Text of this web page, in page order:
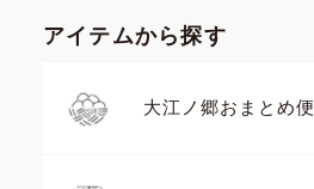
アイテムから探す
大江ノ郷おまとめ便